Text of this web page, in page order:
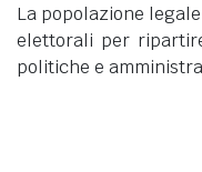
La popolazione
elettorali per
politiche e